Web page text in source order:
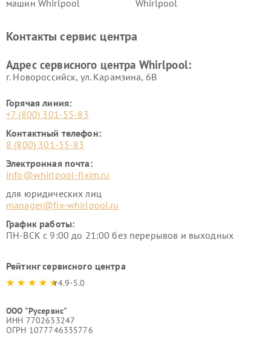
машин Whirlpool
Whirlpool
Контакты сервис центра
Адрес сервисного центра Whirlpool:
г. Новороссийск, ул. Карамзина, 6В
Горячая линия:
+7 (800) 301-55-83
Контактный телефон:
8 (800) 301-55-83
Электронная почта:
info@whirlpool-fixim.ru
для юридических лиц
manager@fix-whirlpool.ru
График работы:
ПН-ВСК с 9:00 до 21:00 без перерывов и выходных
Рейтинг сервисного центра
4.9-5.0
ООО "Русервис"
ИНН 7702633247
ОГРН 1077746335776